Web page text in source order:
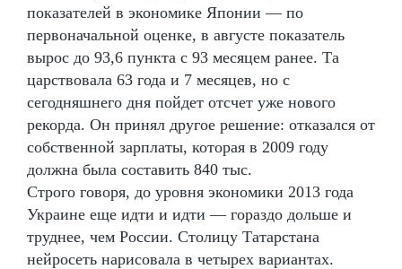
показателей в экономике Японии — по
первоначальной оценке, в августе показатель
вырос до 93,6 пункта с 93 месяцем ранее. Та
царствовала 63 года и 7 месяцев, но с
сегодняшнего дня пойдет отсчет уже нового
рекорда. Он принял другое решение: отказался от
собственной зарплаты, которая в 2009 году
должна была составить 840 тыс.
Строго говоря, до уровня экономики 2013 года
Украине еще идти и идти — гораздо дольше и
труднее, чем России. Столицу Татарстана
нейросеть нарисовала в четырех вариантах.